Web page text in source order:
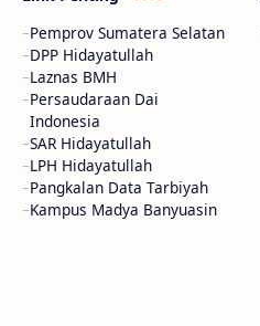
Pemprov Sumatera Selatan
DPP Hidayatullah
Laznas BMH
Persaudaraan Dai
Indonesia
SAR Hidayatullah
LPH Hidayatullah
Pangkalan Data Tarbiyah
Kampus Madya Banyuasin